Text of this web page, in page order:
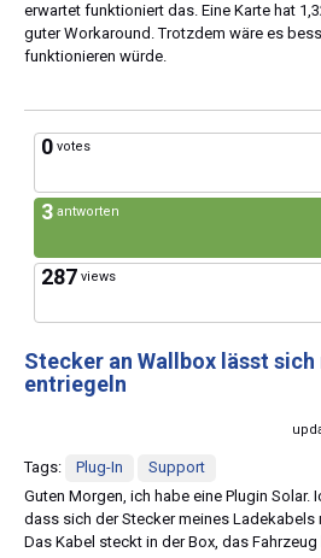
erwartet funktioniert das. Eine Karte hat
guter Workaround. Trotzdem wäre es
funktionieren würde.
0 votes
3 antworten
287 views
Stecker an Wallbox lässt
entriegeln
Tags: Plug-In
Support
Guten Morgen, ich habe eine Plugin Solar.
dass sich der Stecker meines Ladekabels
Das Kabel steckt in der Box, das